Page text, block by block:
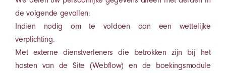
de volgende gevallen:
Indien nodig om te voldoen aan een wettelijke
verplichting.
Met externe dienstverleners die betrokken zijn bij het
hosten van de Site (Webflow) en de boekingsmodule